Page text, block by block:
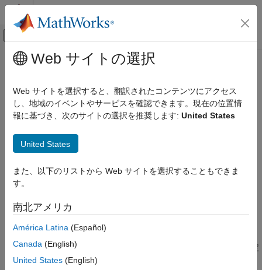
コンテンツへスキップ
オフキャンバス ナビゲーション メ
ドキュメンテーションのホーム
Simulink Design Verifier
テストの生成
Simulink Design Verifier
設計要件の指定と検証
項目一覧
パラメーター
バージョン履歴
メインコンテンツ
Within Implies
目的の期間内に応答が発生するかを確認する
Operators
説明
Within Implies ブロックは、最初の入力
いて、少なくとも 1 つのステップの
うかを観測することで、範囲内の影響をキャプチャします。特定
の入力が true となる期間内で
Web サイトの選択
Web サイトを選択すると、翻訳されたコンテンツにアクセス
し、地域のイベントやサービスを確認できます。現在の位置情
報に基づき、次のサイトの選択を推奨します: United States
United States
また、以下のリストから Web サイトを選択することもできま
す。
南北アメリカ
América Latina (Español)
Canada (English)
United States (English)